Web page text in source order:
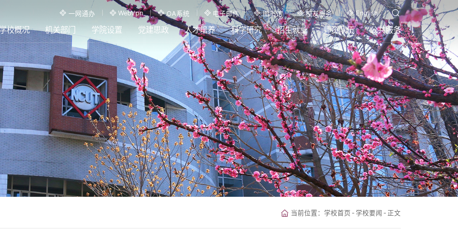
一网通办 WebVpn OA系统 电子邮件 图书馆 校友服务 English
校概况 机关部门 学院设置 党建思政 人才培养 科学研究 招生就业 师资队伍 公共服务
当前位置： 学校首页 - 学校要闻 - 正文